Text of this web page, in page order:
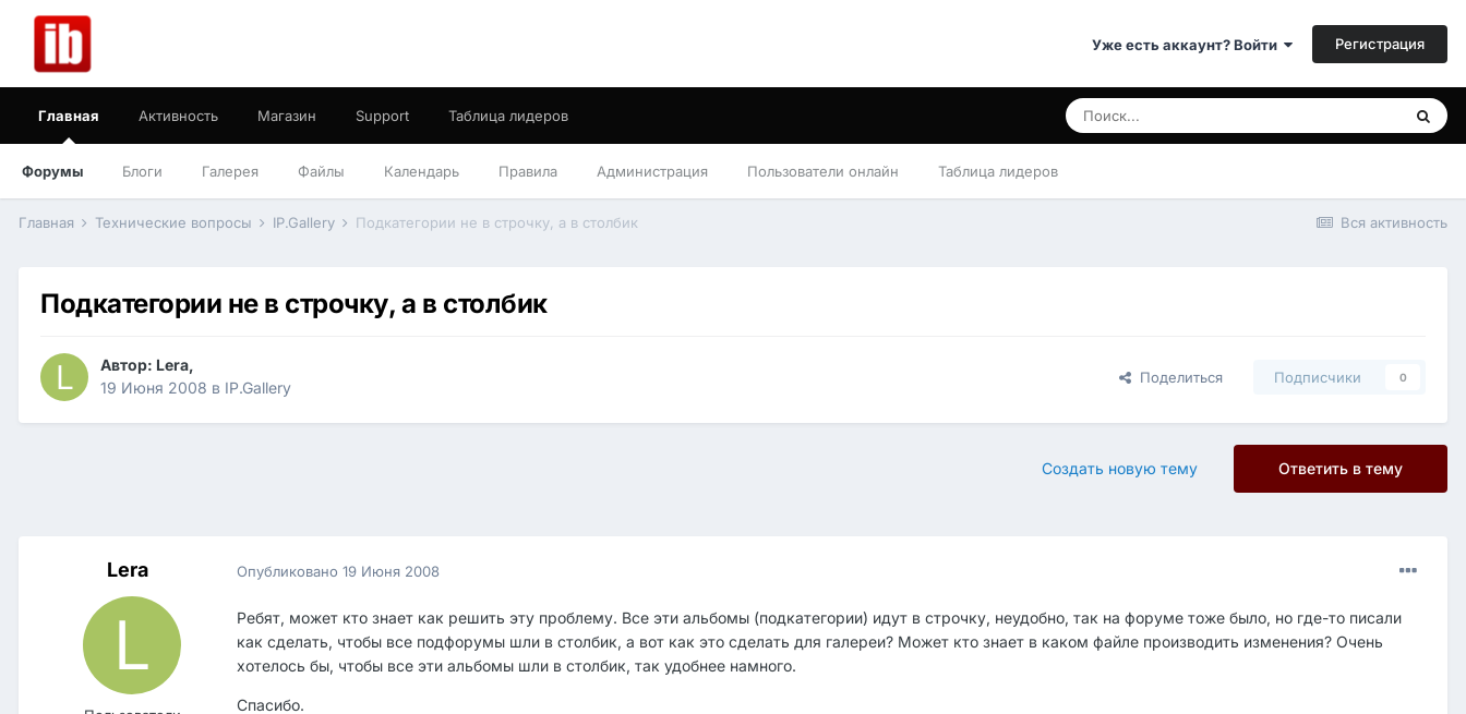
Уже есть аккаунт? Войти Регистрация
Главная
Форумы Блоги Галерея Файлы Календарь Правила Администрация Пользователи онлайн Таблица лидеров
Активность Магазин Support Таблица лидеров
Вся активность
Главная Технические вопросы IP.Gallery Подкатегории не в строчку, а в столбик
Подкатегории не в строчку, а в столбик
Автор: Lera,
19 Июня 2008 в IP.Gallery
Поделиться Подписчики 0
Ответить в тему
Создать новую тему
Lera Опубликовано 19 Июня 2008
Ребят, может кто знает как решить эту проблему. Все эти альбомы (подкатегории) идут в строчку, неудобно, так на форуме тоже было, но где-то писали
как сделать, чтобы все подфорумы шли в столбик, а вот как это сделать для галереи? Может кто знает в каком файле производить изменения? Очень
хотелось бы, чтобы все эти альбомы шли в столбик, так удобнее намного.
Спасибо.